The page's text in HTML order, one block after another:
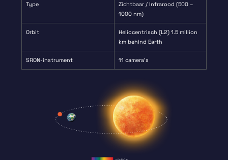
Type
Zichtbaar / Infrarood (500 –
1000 nm)
Orbit
Heliocentrisch (L2) 1.5 million
km behind Earth
SRON-instrument 11 camera’s